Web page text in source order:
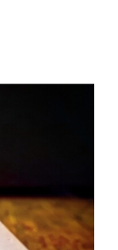
DETTAGLI